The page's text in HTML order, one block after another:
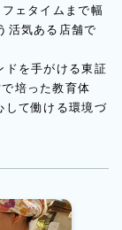
ェタイムまで幅
活気ある店舗で
ドを手がける東証
培った教育体
して働ける環境づ